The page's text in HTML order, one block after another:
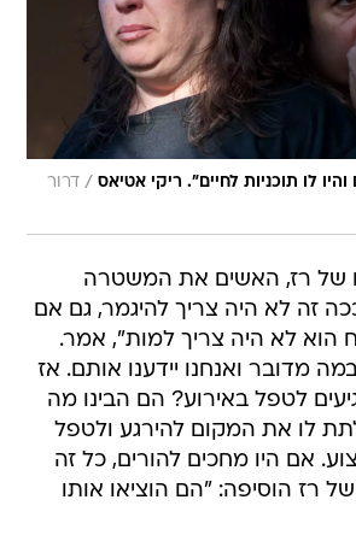
לו תוכניות לחיים". ריקי אטיאס / דרור
של רז, האשים את המשטרה
זה לא היה צריך להיגמר, גם אם
הוא לא היה צריך למות", אמר.
מדובר ואנחנו יידענו אותם. אז
לטפל באירוע? הם הבינו מה
לו את המקום להירגע ולטפל
אם היו מחכים להורים, כל זה
רז הוסיפה: "הם הוציאו אותו